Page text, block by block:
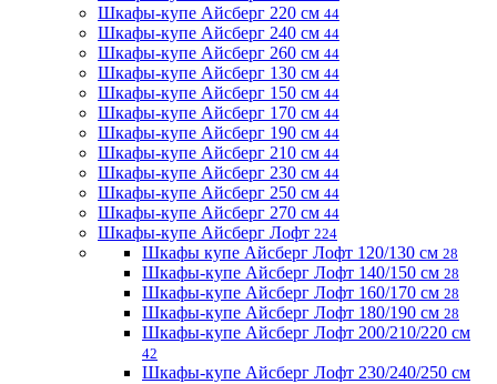
Шкафы-купе Айсберг 220 см 44
Шкафы-купе Айсберг 240 см 44
Шкафы-купе Айсберг 260 см 44
Шкафы-купе Айсберг 130 см 44
Шкафы-купе Айсберг 150 см 44
Шкафы-купе Айсберг 170 см 44
Шкафы-купе Айсберг 190 см 44
Шкафы-купе Айсберг 210 см 44
Шкафы-купе Айсберг 230 см 44
Шкафы-купе Айсберг 250 см 44
Шкафы-купе Айсберг 270 см 44
Шкафы-купе Айсберг Лофт 224
Шкафы купе Айсберг Лофт 120/130 см 28
Шкафы-купе Айсберг Лофт 140/150 см 28
Шкафы-купе Айсберг Лофт 160/170 см 28
Шкафы-купе Айсберг Лофт 180/190 см 28
Шкафы-купе Айсберг Лофт 200/210/220 см
42
Шкафы-купе Айсберг Лофт 230/240/250 см